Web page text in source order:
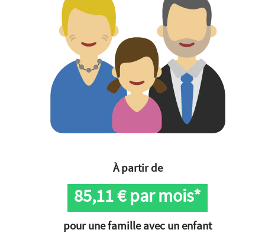
À partir de
85,11€ par mois*
pour une famille avec un enfant